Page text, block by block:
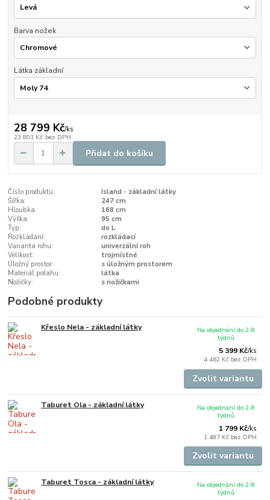
Barva nožek
Látka základní
28 799 Kč/ks
23 801 Kč bez DPH
Přidat do košíku
Číslo produktu:
Island - základní látky
Šířka:
247 cm
Hloubka:
168 cm
Výška:
95 cm
Typ:
do L
Rozkládání:
rozkládací
Varianta rohu:
univerzální roh
Velikost:
trojmístné
Úložný prostor:
s úložným prostorem
Materiál potahu:
látka
Nožičky:
s nožičkami
Podobné produkty
Křeslo Nela - základní látky
5 399 Kč/ks
4 462 Kč bez DPH
Na objednání do 2-8
týdnů
Zvolit variantu
Taburet Ola - základní látky
1 799 Kč/ks
1 487 Kč bez DPH
Na objednání do 2-8
týdnů
Zvolit variantu
Taburet Tosca - základní látky
Na objednání do 2-8
týdnů